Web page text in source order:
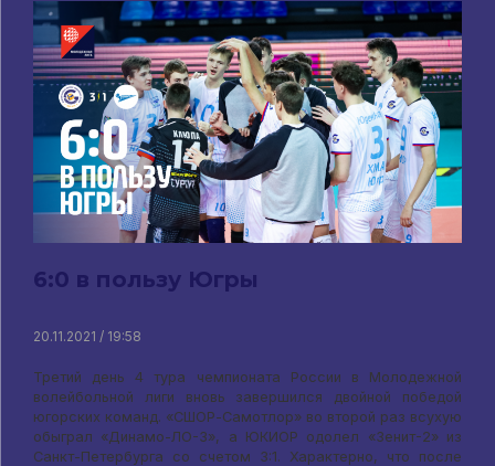
6:0 в пользу Югры
20.11.2021 / 19:58
Третий день 4 тура чемпионата России в Молодежной
волейбольной лиги вновь завершился двойной победой
югорских команд. «СШОР-Самотлор» во второй раз всухую
обыграл «Динамо-ЛО-3», а ЮКИОР одолел «Зенит-2» из
Санкт-Петербурга со счетом 3:1. Характерно, что после